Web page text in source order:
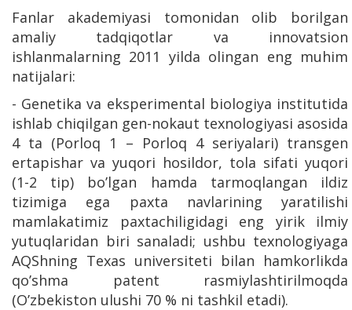
Fanlar akademiyasi tomonidan olib borilgan
amaliy tadqiqotlar va innovatsion
ishlanmalarning 2011 yilda olingan eng muhim
natijalari:
- Genetika va eksperimental biologiya institutida
ishlab chiqilgan gen-nokaut texnologiyasi asosida
4 ta (Porloq 1 – Porloq 4 seriyalari) transgen
ertapishar va yuqori hosildor, tola sifati yuqori
(1-2 tip) bo’lgan hamda tarmoqlangan ildiz
tizimiga ega paxta navlarining yaratilishi
mamlakatimiz paxtachiligidagi eng yirik ilmiy
yutuqlaridan biri sanaladi; ushbu texnologiyaga
AQShning Texas universiteti bilan hamkorlikda
qo’shma patent rasmiylashtirilmoqda
(O’zbekiston ulushi 70 % ni tashkil etadi).